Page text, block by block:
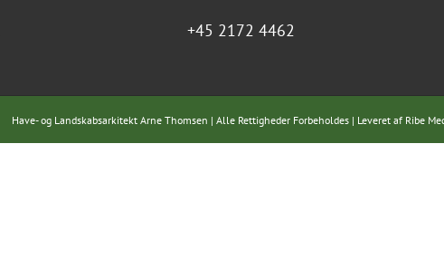
+45 2172 4462
Have- og Landskabsarkitekt Arne Thomsen | Alle Rettigheder Forbeholdes | Leveret af Ribe